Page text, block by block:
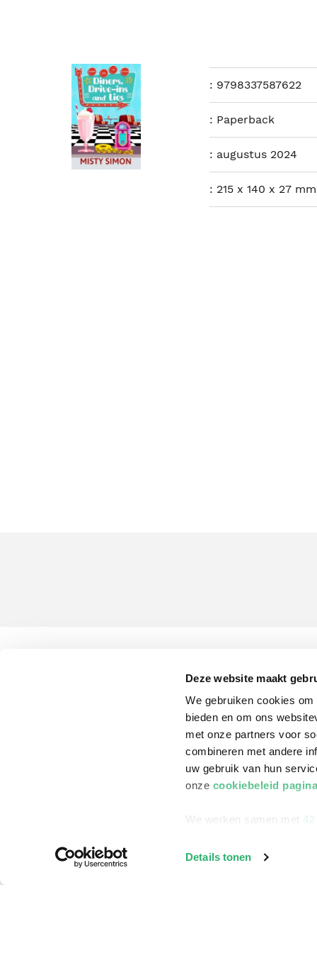
Deze website maakt
We gebruiken cookies
bieden en om ons
met onze partners voor
combineren met andere
uw gebruik van hun
onze cookiebeleid pagina
We werken samen met
Details tonen
: 9798337587622
: Paperback
: augustus 2024
: 215 x 140 x 27
Annuleren & Retourneren
Winkels en
Cadeaukaarten
Cadeauboxen
Staatsloterij